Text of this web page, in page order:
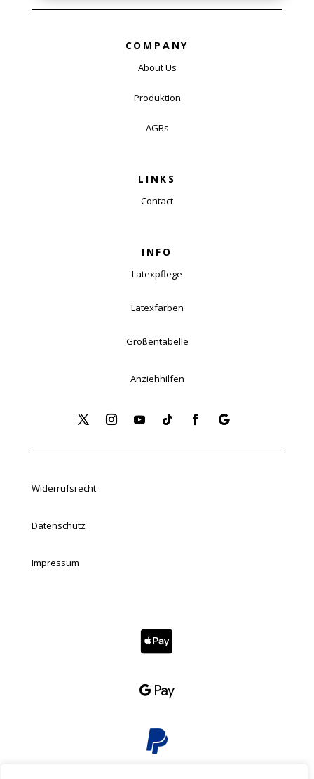
COMPANY
About Us
Produktion
AGBs
LINKS
Contact
INFO
Latexpflege
Latexfarben
Größentabelle
Anziehhilfen
Widerrufsrecht
Datenschutz
Impressum


